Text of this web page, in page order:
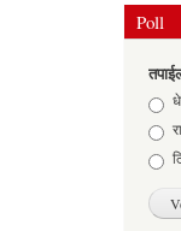
Poll